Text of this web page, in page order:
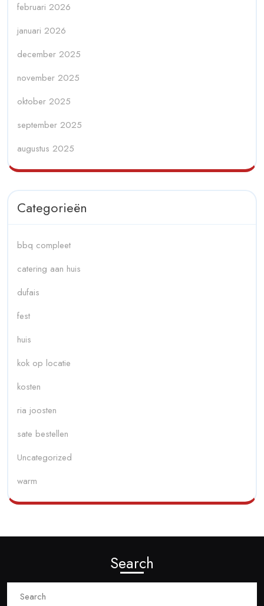
februari 2026
januari 2026
december 2025
november 2025
oktober 2025
september 2025
augustus 2025
Categorieën
bbq compleet
catering aan huis
dufais
fest
huis
kok op locatie
kosten
ria joosten
sate bestellen
Uncategorized
warm
Search